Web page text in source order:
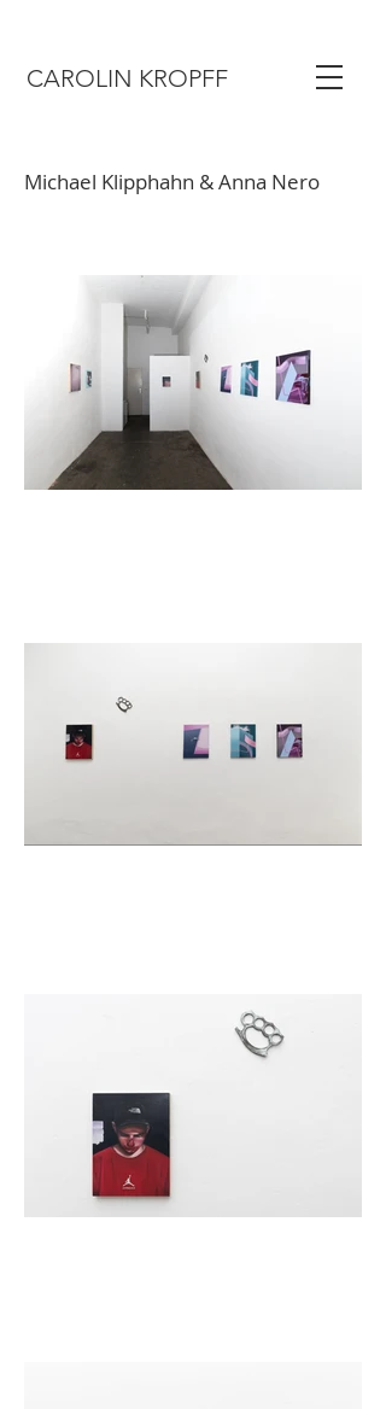
CAROLIN KROPFF
Michael Klipphahn & Anna Nero